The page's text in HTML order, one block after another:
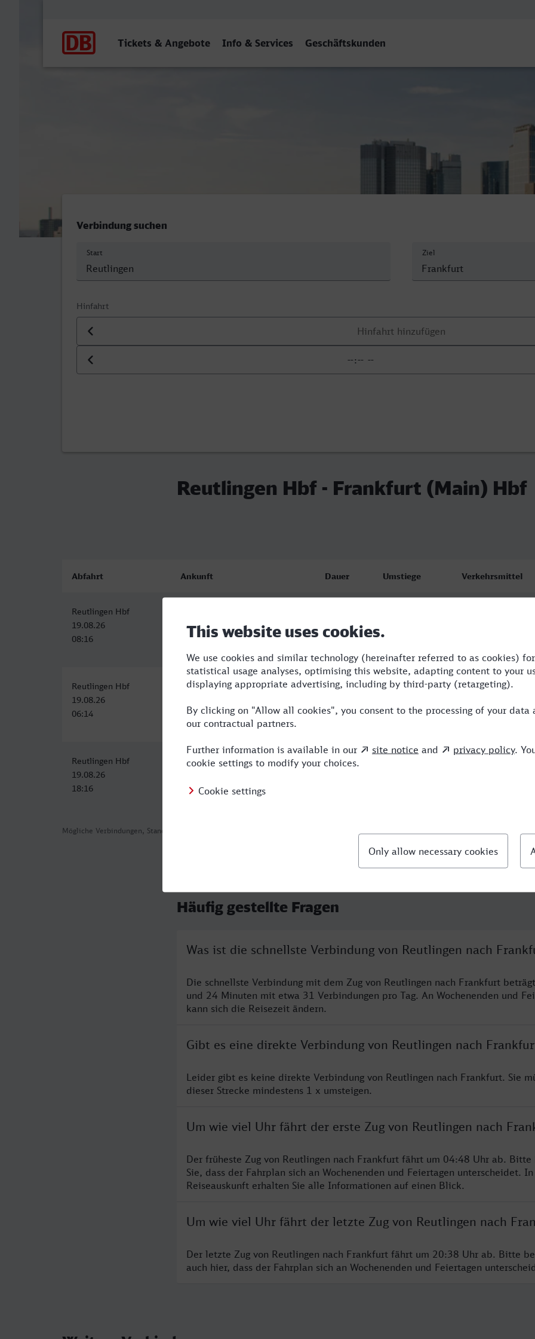
Tickets & Angebote Info & Services Geschäftskunden
Verbindung suchen
Start Ziel
Hinfahrt
Datum der Hinfahrt
Uhrzeit der Hinfahrt
Reutlingen Hbf - Frankfurt (Main) Hbf
Mögliche Verbindungen, Stand: 2026-08-05 02:57
Abfahrt Ankunft Dauer Umstiege Verkehrsmittel
Reutlingen Hbf
19.08.26
08:16
19.08.26
10:40
Reutlingen Hbf
19.08.26
06:14
Frankfurt (Main) Hbf
08:40
2:26 1 RE,ICE
Reutlingen Hbf
19.08.26
18:16
Frankfurt (Main) Hbf
20:40
2:24
Häufig gestellte Fragen
Was ist die schnellste Verbindung von Reutlingen nach
Die schnellste Verbindung mit dem Zug von Reutlingen nach Frankfurt
und 24 Minuten mit etwa 31 Verbindungen pro Tag. An Wochenenden und
kann sich die Reisezeit ändern.
Gibt es eine direkte Verbindung von Reutlingen nach
Leider gibt es keine direkte Verbindung von Reutlingen nach Frankfurt. Sie
dieser Strecke mindestens 1 x umsteigen.
Um wie viel Uhr fährt der erste Zug von Reutlingen nach
Der früheste Zug von Reutlingen nach Frankfurt fährt um 04:48 Uhr ab. Bitte
Sie, dass der Fahrplan sich an Wochenenden und Feiertagen unterscheidet.
Reiseauskunft erhalten Sie alle Informationen auf einen Blick.
Um wie viel Uhr fährt der letzte Zug von Reutlingen nach
Der letzte Zug von Reutlingen nach Frankfurt fährt um 20:38 Uhr ab. Bitte
auch hier, dass der Fahrplan sich an Wochenenden und Feiertagen